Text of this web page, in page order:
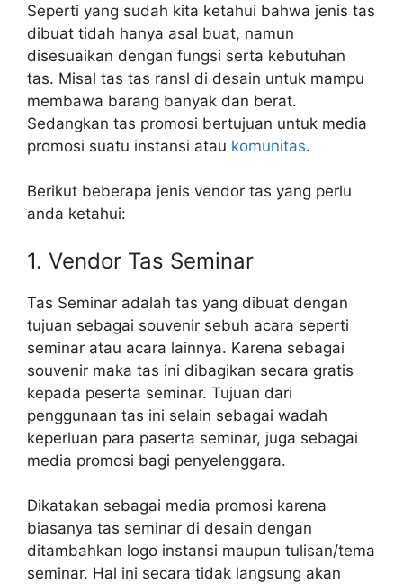
Seperti yang sudah kita ketahui bahwa jenis tas
dibuat tidah hanya asal buat, namun
disesuaikan dengan fungsi serta kebutuhan
tas. Misal tas tas ransl di desain untuk mampu
membawa barang banyak dan berat.
Sedangkan tas promosi bertujuan untuk media
promosi suatu instansi atau komunitas.
Berikut beberapa jenis vendor tas yang perlu
anda ketahui:
1. Vendor Tas Seminar
Tas Seminar adalah tas yang dibuat dengan
tujuan sebagai souvenir sebuh acara seperti
seminar atau acara lainnya. Karena sebagai
souvenir maka tas ini dibagikan secara gratis
kepada peserta seminar. Tujuan dari
penggunaan tas ini selain sebagai wadah
keperluan para paserta seminar, juga sebagai
media promosi bagi penyelenggara.
Dikatakan sebagai media promosi karena
biasanya tas seminar di desain dengan
ditambahkan logo instansi maupun tulisan/tema
seminar. Hal ini secara tidak langsung akan